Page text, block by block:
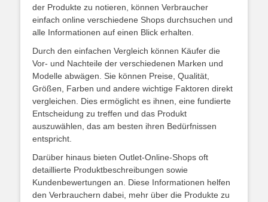
der Produkte zu notieren, können Verbraucher
einfach online verschiedene Shops durchsuchen und
alle Informationen auf einen Blick erhalten.
Durch den einfachen Vergleich können Käufer die
Vor- und Nachteile der verschiedenen Marken und
Modelle abwägen. Sie können Preise, Qualität,
Größen, Farben und andere wichtige Faktoren direkt
vergleichen. Dies ermöglicht es ihnen, eine fundierte
Entscheidung zu treffen und das Produkt
auszuwählen, das am besten ihren Bedürfnissen
entspricht.
Darüber hinaus bieten Outlet-Online-Shops oft
detaillierte Produktbeschreibungen sowie
Kundenbewertungen an. Diese Informationen helfen
den Verbrauchern dabei, mehr über die Produkte zu